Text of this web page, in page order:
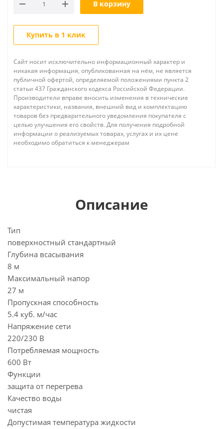
В корзину
Купить в 1 клик
Сайт носит исключительно информационный характер и
никакая информация, опубликованная на нём, не является
публичной офертой, определяемой положениями пункта 2
статьи 437 Гражданского кодекса Российской Федерации.
Производители вправе вносить изменения в технические
характеристики, названия, внешний вид и комплектацию
товаров без предварительного уведомления покупателя с
целью улучшения его свойств. Для получения подробной
информации о реализуемых товарах, услугах и их цене
необходимо обратиться к менеджерам
Описание
Тип
поверхностный стандартный
Глубина всасывания
8 м
Максимальный напор
27 м
Пропускная способность
5.4 куб. м/час
Напряжение сети
220/230 В
Потребляемая мощность
600 Вт
Функции
защита от перегрева
Качество воды
чистая
Допустимая температура жидкости